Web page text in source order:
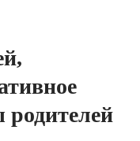
родителей